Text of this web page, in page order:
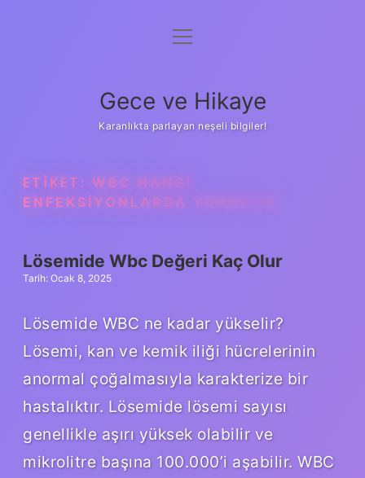
Anasayfa
Yasal Uyarı
menüyü
Gece ve Hikaye
Karanlıkta parlayan neşeli bilgiler!
ETIKET: WBC HANGI
ENFEKSIYONLARDA YÜKSELIR
Lösemide Wbc Değeri Kaç Olur
Tarih: Ocak 8, 2025
Lösemide WBC ne kadar yükselir?
Lösemi, kan ve kemik iliği hücrelerinin
anormal çoğalmasıyla karakterize bir
hastalıktır. Lösemide lösemi sayısı
genellikle aşırı yüksek olabilir ve
mikrolitre başına 100.000’i aşabilir. WBC